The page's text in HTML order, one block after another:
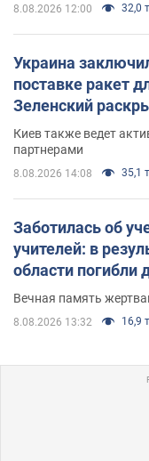
8.08.2026 12:00 32,0
Украина
поставке ракет
Зеленский
Киев также ведет
партнерами
8.08.2026 14:08 35,1
Заботилась об
учителей: в
области погибли
муж и внук
Вечная память
8.08.2026 13:32 16,9